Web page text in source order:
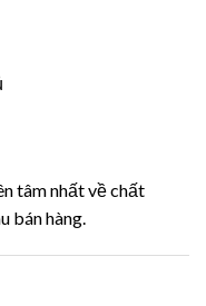
tâm nhất về chất
bán hàng.